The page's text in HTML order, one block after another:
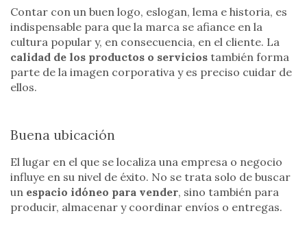
Contar con un buen logo, eslogan, lema e historia, es
indispensable para que la marca se afiance en la
cultura popular y, en consecuencia, en el cliente. La
calidad de los productos o servicios también forma
parte de la imagen corporativa y es preciso cuidar de
ellos.
Buena ubicación
El lugar en el que se localiza una empresa o negocio
influye en su nivel de éxito. No se trata solo de buscar
un espacio idóneo para vender, sino también para
producir, almacenar y coordinar envíos o entregas.